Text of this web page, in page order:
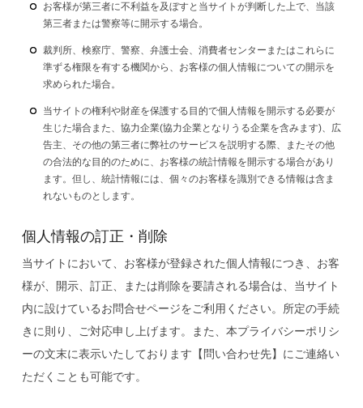
お客様が第三者に不利益を及ぼすと当サイトが判断した上で、当該
第三者または警察等に開示する場合。
裁判所、検察庁、警察、弁護士会、消費者センターまたはこれらに
準ずる権限を有する機関から、お客様の個人情報についての開示を
求められた場合。
当サイトの権利や財産を保護する目的で個人情報を開示する必要が
生じた場合また、協力企業(協力企業となりうる企業を含みます)、広
告主、その他の第三者に弊社のサービスを説明する際、またその他
の合法的な目的のために、お客様の統計情報を開示する場合があり
ます。但し、統計情報には、個々のお客様を識別できる情報は含ま
れないものとします。
個人情報の訂正・削除
当サイトにおいて、お客様が登録された個人情報につき、お客
様が、開示、訂正、または削除を要請される場合は、当サイト
内に設けているお問合せページをご利用ください。所定の手続
きに則り、ご対応申し上げます。また、本プライバシーポリシ
ーの文末に表示いたしております【問い合わせ先】にご連絡い
ただくことも可能です。